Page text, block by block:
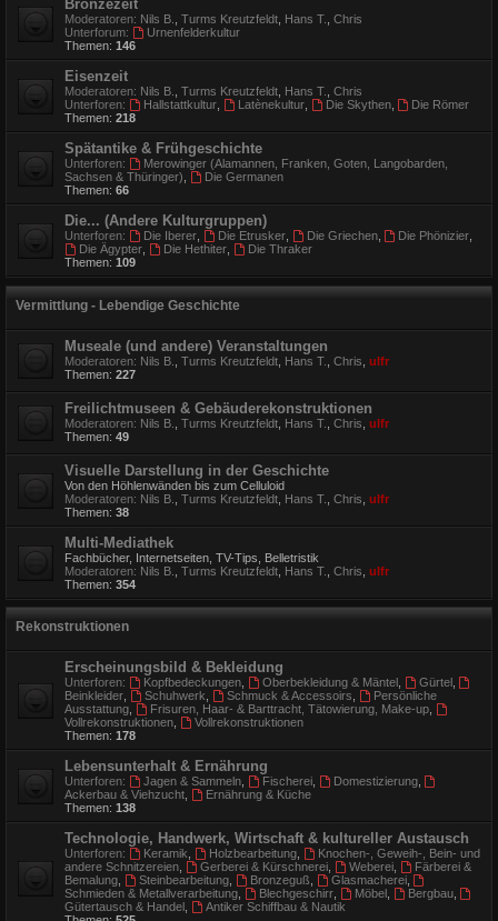
Bronzezeit
Moderatoren: Nils B. Turms Kreutzfeldt Hans T.
Chris
Unterforum:
Urnenfelderkultur
Themen: 146
Eisenzeit
Moderatoren: Nils B. Turms Kreutzfeldt Hans T.
Chris
Unterforen:
Hallstattkultur, Latènekultur, Die Skythen,
Die Römer
Themen: 218
Spätantike & Frühgeschichte
Unterforen:
Merowinger (Alamannen, Franken, Goten, Langobarden,
Sachsen & Thüringer)
Die Germanen
Themen: 66
Die... (Andere Kulturgruppen)
Unterforen: Die Iberer, Die Etrusker, Die Griechen, Die Phönizier
Die Ägypter, Die Hethiter,
Die Thraker
Themen: 109
Vermittlung - Lebendige Geschichte
Museale (und andere) Veranstaltungen
Moderatoren: Nils B. Turms Kreutzfeldt Hans T. Chris ulfr
Themen: 227
Freilichtmuseen & Gebäuderekonstruktionen
Moderatoren: Nils B. Turms Kreutzfeldt Hans T. Chris ulfr
Themen: 49
Visuelle Darstellung in der Geschichte
Von den Höhlenwänden bis zum Celluloid
Moderatoren: Nils B. Turms Kreutzfeldt Hans T. Chris ulfr
Themen: 38
Multi-Mediathek
Fachbücher, Internetseiten, TV-Tips, Belletristik
Moderatoren: Nils B. Turms Kreutzfeldt Hans T. Chris ulfr
Themen: 354
Rekonstruktionen
Erscheinungsbild & Bekleidung
Unterforen: Kopfbedeckungen, Oberbekleidung & Mäntel Gürtel
Beinkleider
Schuhwerk Schmuck & Accessoirs
Persönliche
Ausstattung
Frisuren, Haar- & Barttracht, Tätowierung, Make-up,
Vollrekonstruktionen
Vollrekonstruktionen
Themen: 178
Lebensunterhalt & Ernährung
Unterforen: Jagen & Sammeln, Fischerei, Domestizierung,
Ackerbau & Viehzucht
Ernährung & Küche
Themen: 138
Technologie, Handwerk, Wirtschaft & kultureller Austausch
Unterforen: Keramik Holzbearbeitung,
Knochen-, Geweih-, Bein- und
andere Schnitzereien
Gerberei & Kürschnerei, Weberei,
Färberei &
Bemalung
Steinbearbeitung, Bronzeguß Glasmacherei,
Schmieden & Metallverarbeitung
Blechgeschirr, Möbel Bergbau,
Gütertausch & Handel
Antiker Schiffbau & Nautik